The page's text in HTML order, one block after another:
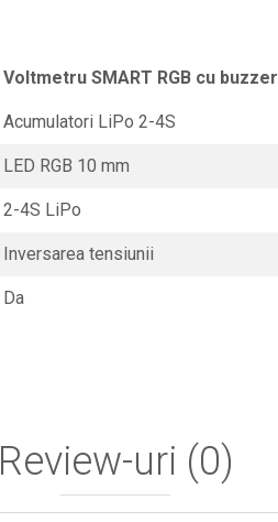
Voltmetru SMART RGB cu buzzer
Acumulatori LiPo 2-4S
LED RGB 10 mm
2-4S LiPo
Inversarea tensiunii
Da
Review-uri (0)